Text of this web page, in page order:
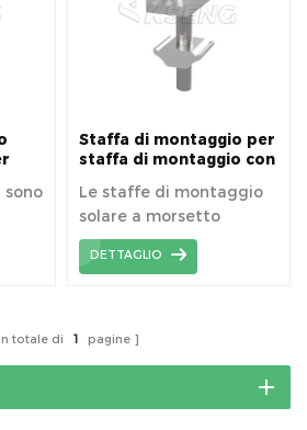
sono
in
in
Staffa di montaggio per
staffa di montaggio con
montaggio fotovoltaico
Morsetti da pannello
Le staffe di montaggio
solare a morsetto
centrale sono adatte per
qualsiasi installazione di
DETTAGLIO
totale di 1 pagine